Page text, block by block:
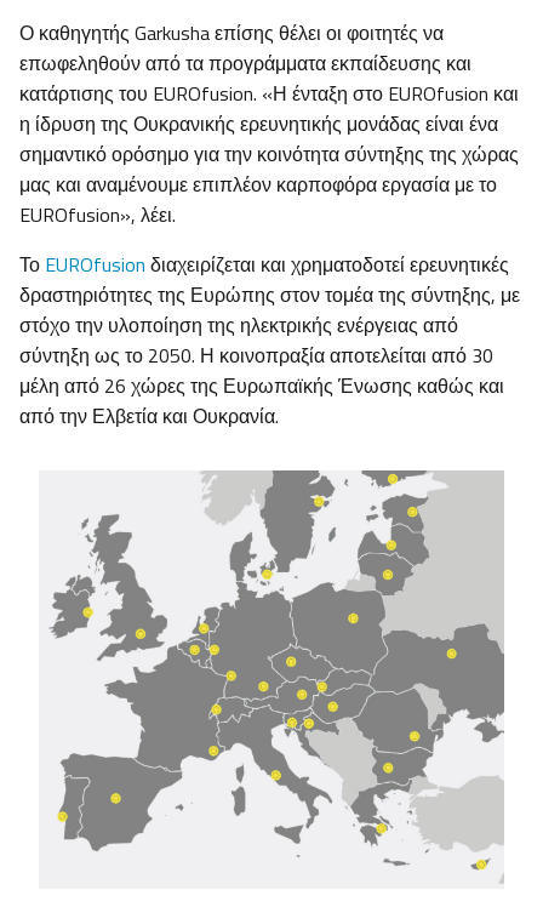
Ο καθηγητής Garkusha επίσης θέλει οι φοιτητές να
επωφεληθούν από τα προγράμματα εκπαίδευσης και
κατάρτισης του EUROfusion. «Η ένταξη στο EUROfusion και
η ίδρυση της Ουκρανικής ερευνητικής μονάδας είναι ένα
σημαντικό ορόσημο για την κοινότητα σύντηξης της χώρας
μας και αναμένουμε επιπλέον καρποφόρα εργασία με το
EUROfusion», λέει.
Το EUROfusion διαχειρίζεται και χρηματοδοτεί ερευνητικές
δραστηριότητες της Ευρώπης στον τομέα της σύντηξης, με
στόχο την υλοποίηση της ηλεκτρικής ενέργειας από
σύντηξη ως το 2050. Η κοινοπραξία αποτελείται από 30
μέλη από 26 χώρες της Ευρωπαϊκής Ένωσης καθώς και
από την Ελβετία και Ουκρανία.